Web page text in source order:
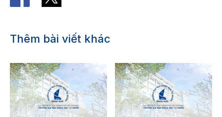
Thêm bài viết khác